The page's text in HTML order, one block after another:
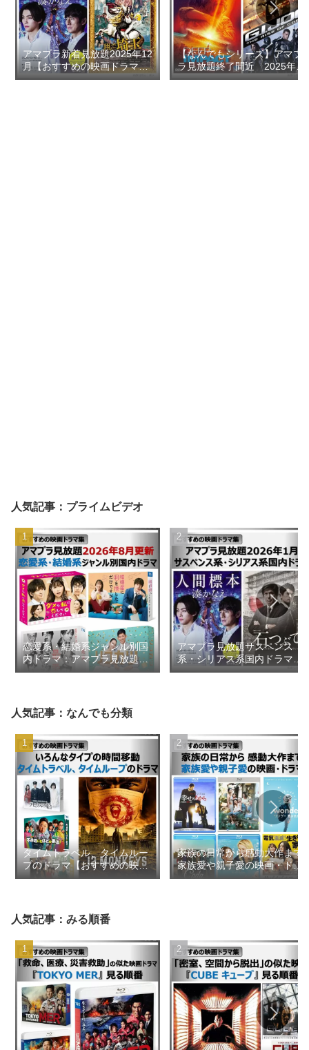
アマプラ新着見放題2025年12
月【おすすめの映画ドラマ
集】
【なんでもシリーズ】アマプ
ラ見放題終了間近 2025年7
月25日 おすすめ13作品
人気記事：プライムビデオ
恋愛系・結婚系ジャンル別国
内ドラマ：アマプラ見放題
2026年8月更新【おすすめの
アマプラ見放題サスペンス
系・シリアス系国内ドラマ
2026年1月【おすすめの映画
人気記事：なんでも分類
タイムトラベル、タイムルー
プのドラマ【おすすめの映画
ドラマ集】
家族の日常から感動大作まで
家族愛や親子愛の映画・ドラ
マ【おすすめの映画ドラマ
人気記事：みる順番